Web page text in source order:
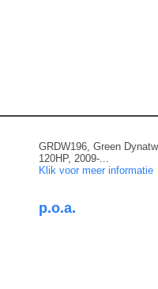
GRDW196, Green
120HP, 2009-...
Klik voor meer informatie
p.o.a.